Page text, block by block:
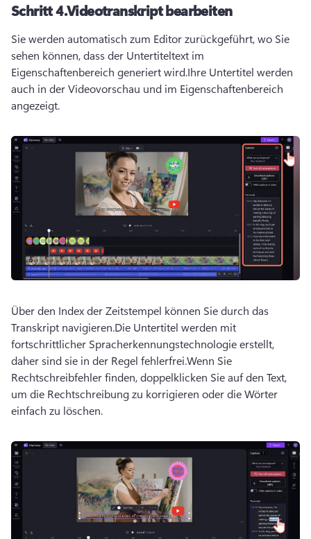
Schritt 4.Videotranskript bearbeiten
Sie werden automatisch zum Editor zurückgeführt, wo Sie
sehen können, dass der Untertiteltext im
Eigenschaftenbereich generiert wird.Ihre Untertitel werden
auch in der Videovorschau und im Eigenschaftenbereich
angezeigt.
Über den Index der Zeitstempel können Sie durch das
Transkript navigieren.Die Untertitel werden mit
fortschrittlicher Spracherkennungstechnologie erstellt,
daher sind sie in der Regel fehlerfrei.Wenn Sie
Rechtschreibfehler finden, doppelklicken Sie auf den Text,
um die Rechtschreibung zu korrigieren oder die Wörter
einfach zu löschen.